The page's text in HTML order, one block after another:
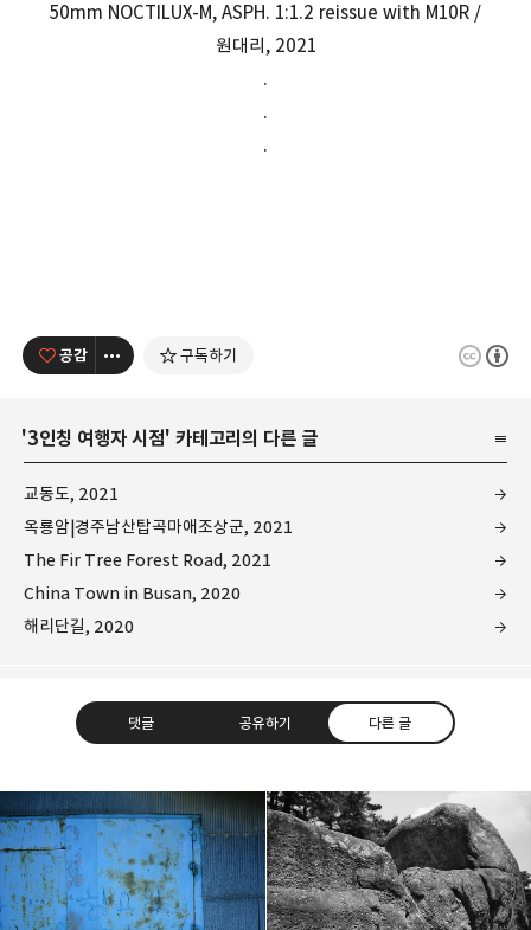
50mm NOCTILUX-M, ASPH. 1:1.2 reissue with M10R /
원대리, 2021
.
.
.
공감 구독하기
'3인칭 여행자 시점' 카테고리의 다른 글
교동도, 2021
옥룡암|경주남산탑곡마애조상군, 2021
The Fir Tree Forest Road, 2021
China Town in Busan, 2020
해리단길, 2020
댓글 공유하기 다른 글
Leica Sisyphus
One must imagine Sisyphus happy.
카카오톡 라인 트위터